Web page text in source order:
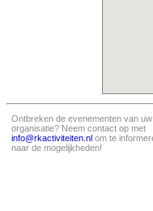
Ontbreken de evenementen van uw
organisatie? Neem contact op met
info@rkactiviteiten.nl om te
naar de mogelijkheden!